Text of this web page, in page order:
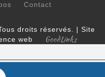
Contact
droits réservés. | Site
web
GoodLinks